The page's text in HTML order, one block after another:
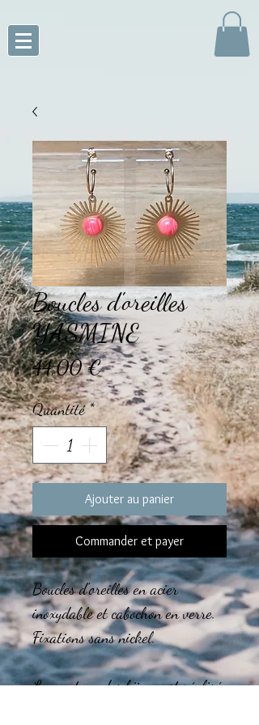
Boucles d'oreilles
YASMINE
44,00 €Prix
Quantité*
Ajouter au panier
Commander et payer
Boucles d'oreilles en acier
inoxydable et cabochon en verre.
Fixations sans nickel.
Le montage des bijoux est réalisé